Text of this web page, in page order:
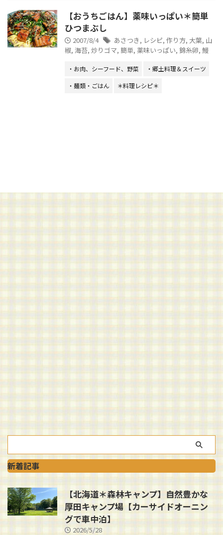
【おうちごはん】薬味いっぱい＊簡単
ひつまぶし
2007/8/4 あさつき, レシピ, 作り方, 大葉, 山
椒, 海苔, 炒りゴマ, 簡単, 薬味いっぱい, 錦糸卵, 鰻
・お肉、シーフード、野菜
・郷土料理＆スイーツ
・麺類・ごはん
＊料理レシピ＊
新着記事
【北海道＊森林キャンプ】自然豊かな
厚田キャンプ場【カーサイドオーニン
グで車中泊】
2026/5/28